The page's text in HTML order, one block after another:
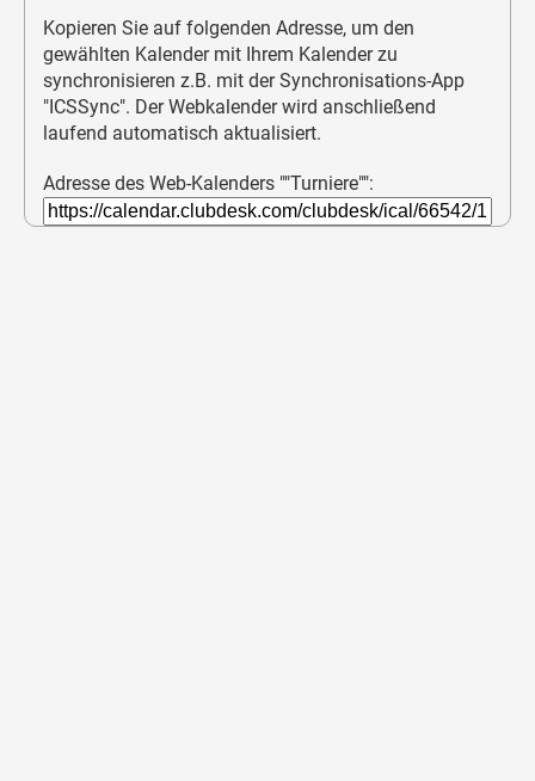
Kopieren Sie auf folgenden Adresse, um den
gewählten Kalender mit Ihrem Kalender zu
synchronisieren z.B. mit der Synchronisations-App
"ICSSync". Der Webkalender wird anschließend
laufend automatisch aktualisiert.
Adresse des Web-Kalenders ""Turniere"":